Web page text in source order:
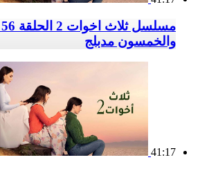
والخمسون مدبلج
41:17